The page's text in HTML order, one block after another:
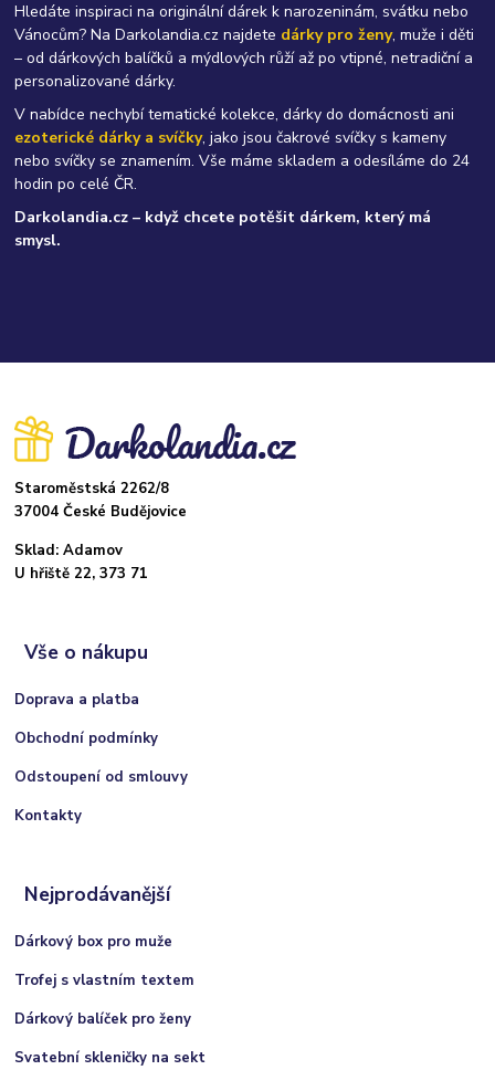
Hledáte inspiraci na originální dárek k narozeninám, svátku nebo
Vánocům? Na Darkolandia.cz najdete dárky pro ženy, muže i děti
– od dárkových balíčků a mýdlových růží až po vtipné, netradiční a
personalizované dárky.
V nabídce nechybí tematické kolekce, dárky do domácnosti ani
ezoterické dárky a svíčky, jako jsou čakrové svíčky s kameny
nebo svíčky se znamením. Vše máme skladem a odesíláme do 24
hodin po celé ČR.
Darkolandia.cz – když chcete potěšit dárkem, který má
smysl.
Staroměstská 2262/8
37004 České Budějovice
Sklad: Adamov
U hřiště 22, 373 71
Vše o nákupu
Doprava a platba
Obchodní podmínky
Odstoupení od smlouvy
Kontakty
Nejprodávanější
Dárkový box pro muže
Trofej s vlastním textem
Dárkový balíček pro ženy
Svatební skleničky na sekt